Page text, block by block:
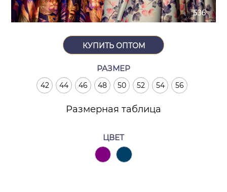
КУПИТЬ ОПТОМ
РАЗМЕР
42 44 46 48 50 52 54 56
Размерная таблица
ЦВЕТ